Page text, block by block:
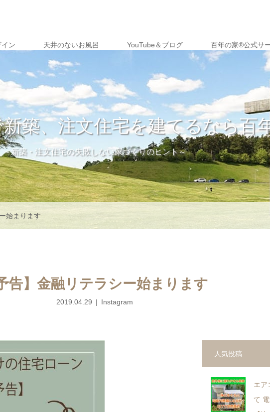
ン 天井のないお風呂 YouTube＆ブログ 百年の家®️公式サ
築、注文住宅を建てるなら百
～新築・注文住宅の失敗しない家づくりのヒント～
始まります
告】金融リテラシー始まります
2019.04.29 Instagram
人気投稿
エア
て